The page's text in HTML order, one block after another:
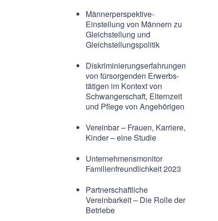
Männerperspektive-
Einstellung von Männern zu
Gleichstellung und
Gleichstellungspolitik
Diskriminierungserfahrungen
von fürsorgenden Erwerbs-
tätigen im Kontext von
Schwangerschaft, Elternzeit
und Pflege von Angehörigen
Vereinbar – Frauen, Karriere,
Kinder – eine Studie
Unternehmensmonitor
Familienfreundlichkeit 2023
Partnerschaftliche
Vereinbarkeit – Die Rolle der
Betriebe